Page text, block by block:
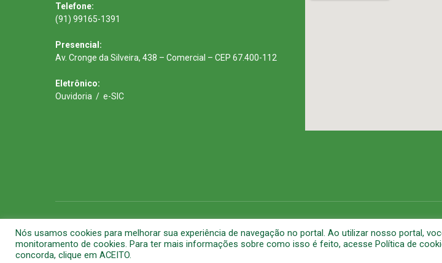
Telefone:
(91) 99165-1391
Presencial:
Av. Cronge da Silveira, 438 – Comercial – CEP 67.400-112
Eletrônico:
Ouvidoria / e-SIC
Nós usamos cookies para melhorar sua experiência de navegação no portal. Ao utilizar nosso portal,
monitoramento de cookies. Para ter mais informações sobre como isso é feito, acesse Política de
concorda, clique em ACEITO.